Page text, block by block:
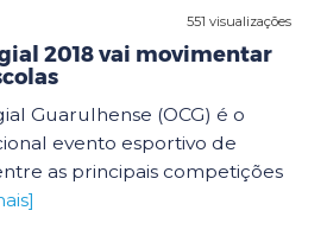
551 visualizações
2018 vai movimentar
Guarulhense (OCG) é o
evento esportivo de
as principais competições